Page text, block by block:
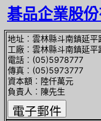
碁品企業股
地址︰雲林縣斗南鎮延
工廠︰雲林縣斗南鎮延
電話︰(05)5978777
傳真︰(05)5973777
資本額︰陸仟萬元
負責人︰陳先生